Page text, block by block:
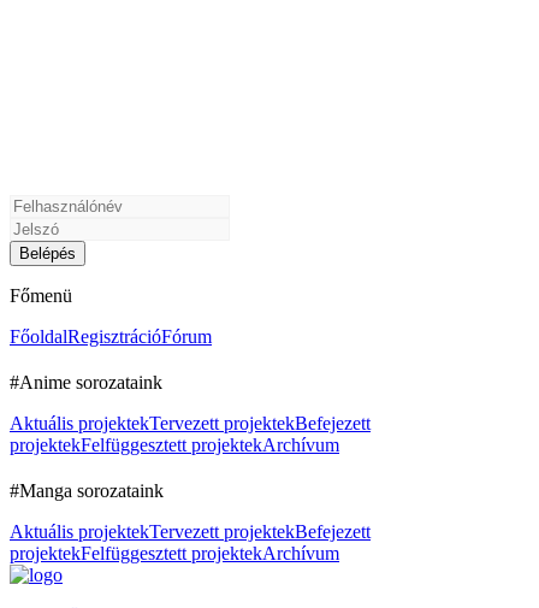
Főmenü
FőoldalRegisztrációFórum
#Anime sorozataink
Aktuális projektekTervezett projektekBefejezett
projektekFelfüggesztett projektekArchívum
#Manga sorozataink
Aktuális projektekTervezett projektekBefejezett
projektekFelfüggesztett projektekArchívum